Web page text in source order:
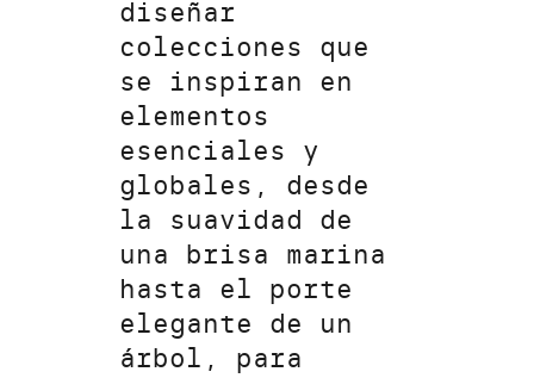
diseñar
colecciones que
se inspiran en
elementos
esenciales y
globales, desde
la suavidad de
una brisa marina
hasta el porte
elegante de un
árbol, para